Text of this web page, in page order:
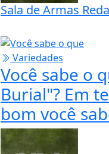
Leiloado por
Sala de Armas